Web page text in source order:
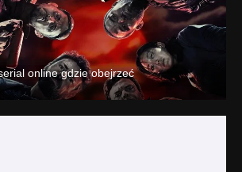
online gdzie obejrzeć